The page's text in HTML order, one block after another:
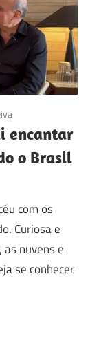
encantar
o Brasil
com os
Curiosa e
nuvens e
se conhecer